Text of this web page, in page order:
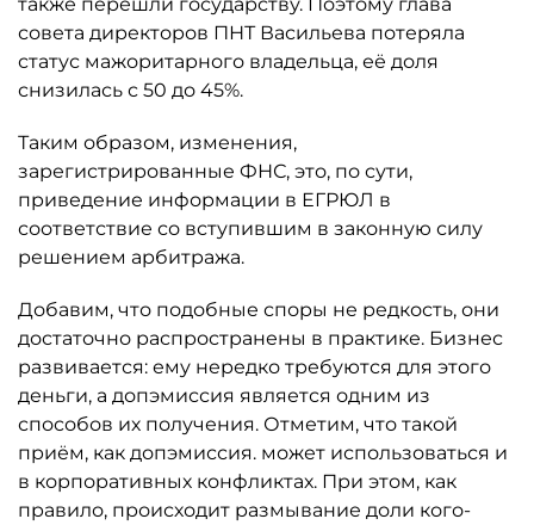
совета директоров ПНТ Васильева потеряла
статус мажоритарного владельца, её доля
снизилась с 50 до 45%.
Таким образом, изменения,
зарегистрированные ФНС, это, по сути,
приведение информации в ЕГРЮЛ в
соответствие со вступившим в законную силу
решением арбитража.
Добавим, что подобные споры не редкость, они
достаточно распространены в практике. Бизнес
развивается: ему нередко требуются для этого
деньги, а допэмиссия является одним из
способов их получения. Отметим, что такой
приём, как допэмиссия. может использоваться и
в корпоративных конфликтах. При этом, как
правило, происходит размывание доли кого-